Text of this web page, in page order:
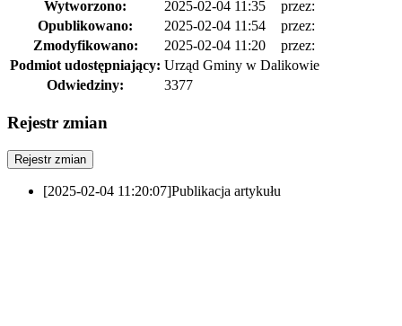
Wytworzono:
2025-02-04 11:35
przez:
Opublikowano:
2025-02-04 11:54
przez:
Zmodyfikowano:
2025-02-04 11:20
przez:
Podmiot udostępniający: Urząd Gminy w Dalikowie
Odwiedziny:
3377
Rejestr zmian
Rejestr zmian
[2025-02-04 11:20:07]Publikacja artykułu